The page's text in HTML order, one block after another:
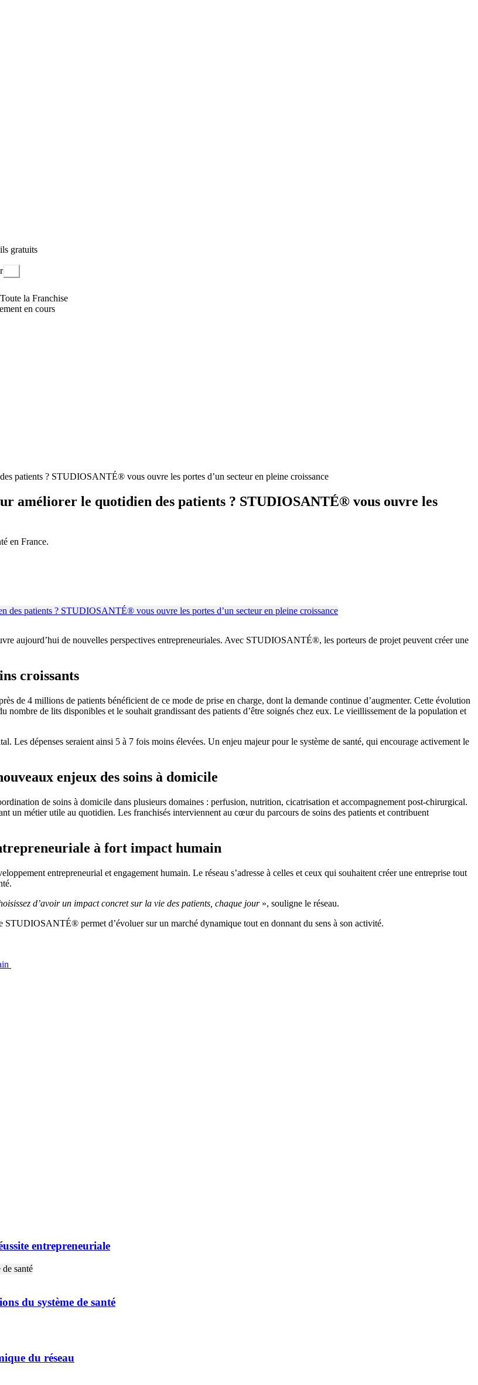
gratuits
Toute la Franchise
en cours
patients ? STUDIOSANTÉ® vous ouvre les portes d’un secteur en pleine croissance
améliorer le quotidien des patients ? STUDIOSANTÉ® vous ouvre les
en France.
aujourd’hui de nouvelles perspectives entrepreneuriales. Avec STUDIOSANTÉ®, les porteurs de projet peuvent créer une
croissants
de 4 millions de patients bénéficient de ce mode de prise en charge, dont la demande continue d’augmenter. Cette évolution
nombre de lits disponibles et le souhait grandissant des patients d’être soignés chez eux. Le vieillissement de la population et
Les dépenses seraient ainsi 5 à 7 fois moins élevées. Un enjeu majeur pour le système de santé, qui encourage activement le
enjeux des soins à domicile
de soins à domicile dans plusieurs domaines : perfusion, nutrition, cicatrisation et accompagnement post-chirurgical.
un métier utile au quotidien. Les franchisés interviennent au cœur du parcours de soins des patients et contribuent
à fort impact humain
entrepreneurial et engagement humain. Le réseau s’adresse à celles et ceux qui souhaitent créer une entreprise tout
d’avoir un impact concret sur la vie des patients, chaque jour», souligne le réseau.
permet d’évoluer sur un marché dynamique tout en donnant du sens à son activité.
entrepreneuriale
du système de santé
du réseau